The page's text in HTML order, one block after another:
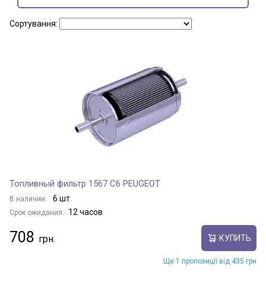
Показать все марки
Сортування:
Топливный фильтр 1567 C6 PEUGEOT
В наличии: 6 шт.
Срок ожидания: 12 часов
708 КУПИТЬ
Ще 1 пропозиції від 435 грн